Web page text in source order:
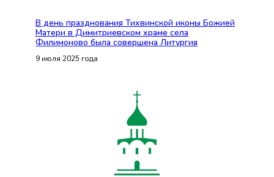
В день празднования Тихвинской иконы Божией
Матери в Димитриевском храме села
Филимоново была совершена Литургия
9 июля 2025 года